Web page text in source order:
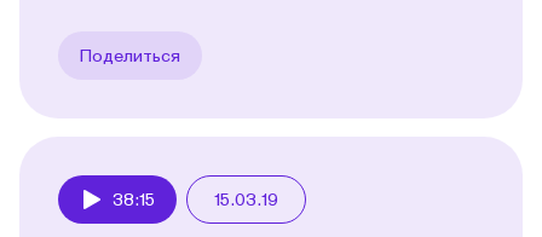
Поделиться
38:15 15.03.19